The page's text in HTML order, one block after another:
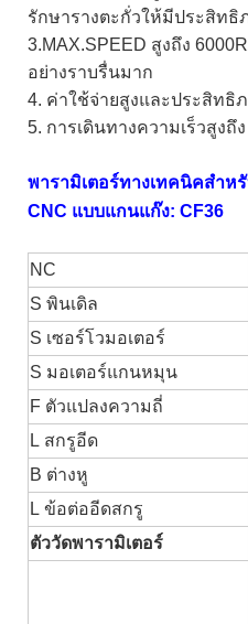
รักษารางตะกั่วให้มีประสิทธิ
3.MAX.SPEED สูงถึง
อย่างราบรื่นมาก
4. ค่าใช้จ่ายสูงและประสิทธิ
5. การเดินทางความเร็วสูงถึ
พารามิเตอร์ทางเทคนิคสำห
CNC แบบแกนแก๊ง: CF36
NC
S พินเดิล
S เซอร์โวมอเตอร์
S มอเตอร์แกนหมุน
F ตัวแปลงความถี่
L สกรูอีด
B ต่างหู
L ข้อต่ออีดสกรู
ตัววัดพารามิเตอร์